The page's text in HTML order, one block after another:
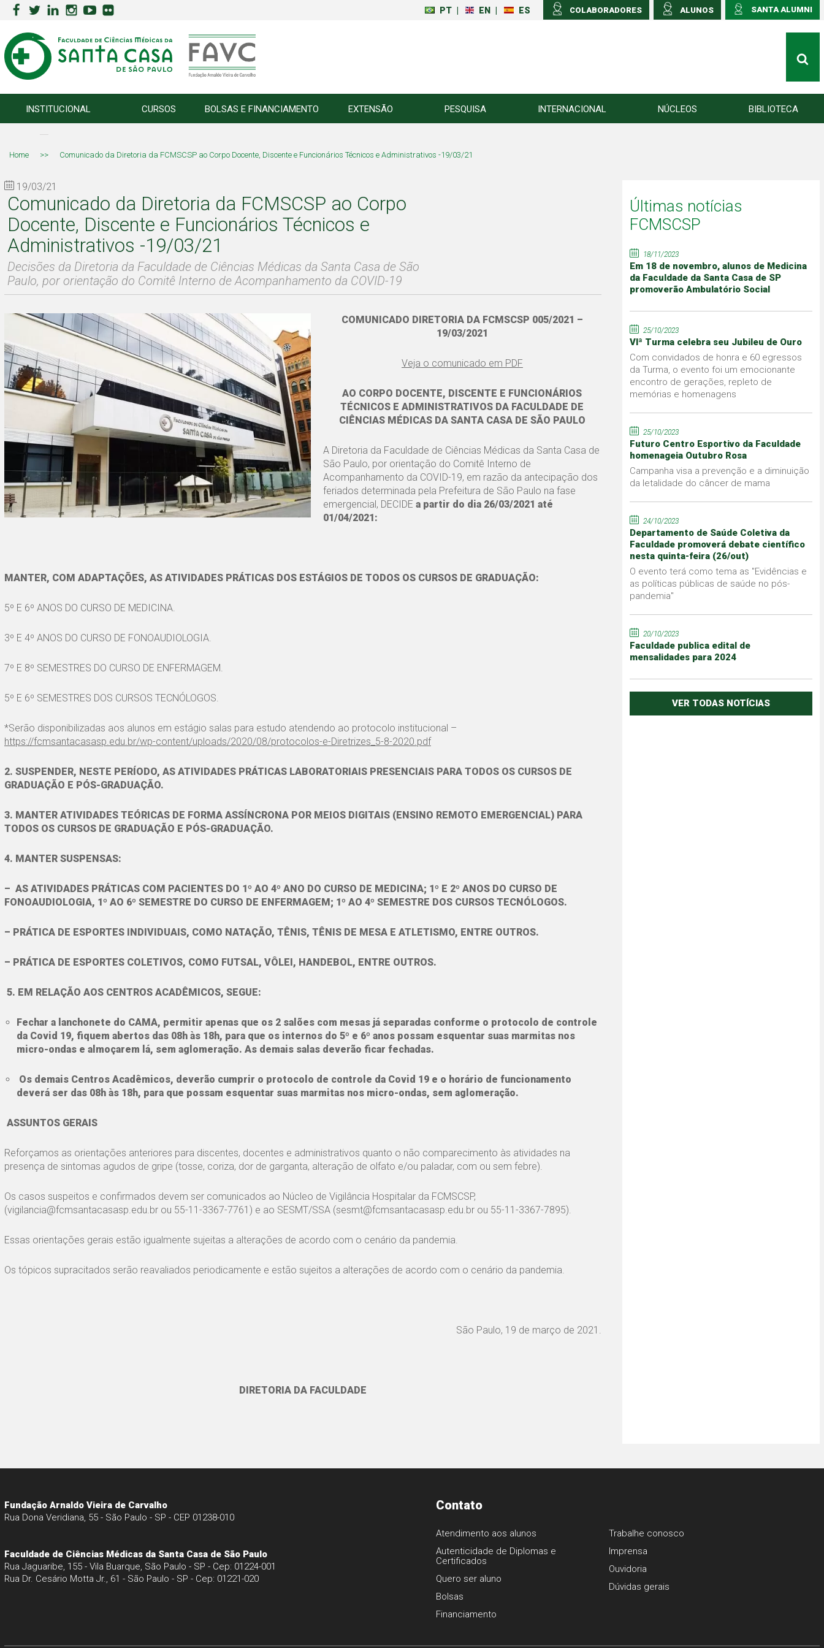
SANTA ALUMNI
ALUNOS
COLABORADORES
PT EN ES
INSTITUCIONAL CURSOS BOLSAS E FINANCIAMENTO EXTENSÃO PESQUISA INTERNACIONAL NÚCLEOS BIBLIOTECA
Home >> Comunicado da Diretoria da FCMSCSP ao Corpo Docente, Discente e Funcionários Técnicos e Administrativos -19/03/21
19/03/21
Comunicado da Diretoria da FCMSCSP ao Corpo
Docente, Discente e Funcionários Técnicos e
Administrativos -19/03/21
Decisões da Diretoria da Faculdade de Ciências Médicas da Santa Casa de São
Paulo, por orientação do Comitê Interno de Acompanhamento da COVID-19
COMUNICADO DIRETORIA DA FCMSCSP 005/2021 –
19/03/2021
Veja o comunicado em PDF
AO CORPO DOCENTE, DISCENTE E FUNCIONÁRIOS
TÉCNICOS E ADMINISTRATIVOS DA FACULDADE DE
CIÊNCIAS MÉDICAS DA SANTA CASA DE SÃO PAULO
A Diretoria da Faculdade de Ciências Médicas da Santa Casa de
São Paulo, por orientação do Comitê Interno de
Acompanhamento da COVID-19, em razão da antecipação dos
feriados determinada pela Prefeitura de São Paulo na fase
emergencial, DECIDE a partir do dia 26/03/2021 até
01/04/2021:
MANTER, COM ADAPTAÇÕES, AS ATIVIDADES PRÁTICAS DOS ESTÁGIOS DE TODOS OS CURSOS DE GRADUAÇÃO:
5º E 6º ANOS DO CURSO DE MEDICINA.
3º E 4º ANOS DO CURSO DE FONOAUDIOLOGIA.
7º E 8º SEMESTRES DO CURSO DE ENFERMAGEM.
5º E 6º SEMESTRES DOS CURSOS TECNÓLOGOS.
*Serão disponibilizadas aos alunos em estágio salas para estudo atendendo ao protocolo institucional –
https://fcmsantacasasp.edu.br/wp-content/uploads/2020/08/protocolos-e-Diretrizes_5-8-2020.pdf
2. SUSPENDER, NESTE PERÍODO, AS ATIVIDADES PRÁTICAS LABORATORIAIS PRESENCIAIS PARA TODOS OS CURSOS DE
GRADUAÇÃO E PÓS-GRADUAÇÃO.
3. MANTER ATIVIDADES TEÓRICAS DE FORMA ASSÍNCRONA POR MEIOS DIGITAIS (ENSINO REMOTO EMERGENCIAL) PARA
TODOS OS CURSOS DE GRADUAÇÃO E PÓS-GRADUAÇÃO.
4. MANTER SUSPENSAS:
– AS ATIVIDADES PRÁTICAS COM PACIENTES DO 1º AO 4º ANO DO CURSO DE MEDICINA; 1º E 2º ANOS DO CURSO DE
FONOAUDIOLOGIA, 1º AO 6º SEMESTRE DO CURSO DE ENFERMAGEM; 1º AO 4º SEMESTRE DOS CURSOS TECNÓLOGOS.
– PRÁTICA DE ESPORTES INDIVIDUAIS, COMO NATAÇÃO, TÊNIS, TÊNIS DE MESA E ATLETISMO, ENTRE OUTROS.
– PRÁTICA DE ESPORTES COLETIVOS, COMO FUTSAL, VÔLEI, HANDEBOL, ENTRE OUTROS.
5. EM RELAÇÃO AOS CENTROS ACADÊMICOS, SEGUE:
Fechar a lanchonete do CAMA, permitir apenas que os 2 salões com mesas já separadas conforme o protocolo de controle
da Covid 19, fiquem abertos das 08h às 18h, para que os internos do 5º e 6º anos possam esquentar suas marmitas nos
micro-ondas e almoçarem lá, sem aglomeração. As demais salas deverão ficar fechadas.
Os demais Centros Acadêmicos, deverão cumprir o protocolo de controle da Covid 19 e o horário de funcionamento
deverá ser das 08h às 18h, para que possam esquentar suas marmitas nos micro-ondas, sem aglomeração.
ASSUNTOS GERAIS
Reforçamos as orientações anteriores para discentes, docentes e administrativos quanto o não comparecimento às atividades na
presença de sintomas agudos de gripe (tosse, coriza, dor de garganta, alteração de olfato e/ou paladar, com ou sem febre).
Os casos suspeitos e confirmados devem ser comunicados ao Núcleo de Vigilância Hospitalar da FCMSCSP,
(vigilancia@fcmsantacasasp.edu.br ou 55-11-3367-7761) e ao SESMT/SSA (sesmt@fcmsantacasasp.edu.br ou 55-11-3367-7895).
Essas orientações gerais estão igualmente sujeitas a alterações de acordo com o cenário da pandemia.
Os tópicos supracitados serão reavaliados periodicamente e estão sujeitos a alterações de acordo com o cenário da pandemia.
São Paulo, 19 de março de 2021.
DIRETORIA DA FACULDADE
Últimas notícias
FCMSCSP
18/11/2023
Em 18 de novembro, alunos de Medicina
da Faculdade da Santa Casa de SP
promoverão Ambulatório Social
25/10/2023
VIª Turma celebra seu Jubileu de Ouro
Com convidados de honra e 60 egressos
da Turma, o evento foi um emocionante
encontro de gerações, repleto de
memórias e homenagens
25/10/2023
Futuro Centro Esportivo da Faculdade
homenageia Outubro Rosa
Campanha visa a prevenção e a diminuição
da letalidade do câncer de mama
24/10/2023
Departamento de Saúde Coletiva da
Faculdade promoverá debate científico
nesta quinta-feira (26/out)
O evento terá como tema as "Evidências e
as políticas públicas de saúde no pós-
pandemia"
20/10/2023
Faculdade publica edital de
mensalidades para 2024
VER TODAS NOTÍCIAS
Fundação Arnaldo Vieira de Carvalho
Rua Dona Veridiana, 55 - São Paulo - SP - CEP 01238-010
Faculdade de Ciências Médicas da Santa Casa de São Paulo
Rua Jaguaribe, 155 - Vila Buarque, São Paulo - SP - Cep: 01224-001
Rua Dr. Cesário Motta Jr., 61 - São Paulo - SP - Cep: 01221-020
Contato
Atendimento aos alunos
Autenticidade de Diplomas e
Certificados
Quero ser aluno
Bolsas
Financiamento
Trabalhe conosco
Imprensa
Ouvidoria
Dúvidas gerais